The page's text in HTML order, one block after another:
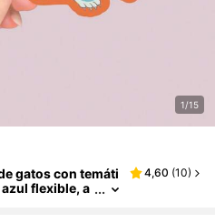
1/15
gatos con temáti
flexible, a
4,60 (10)